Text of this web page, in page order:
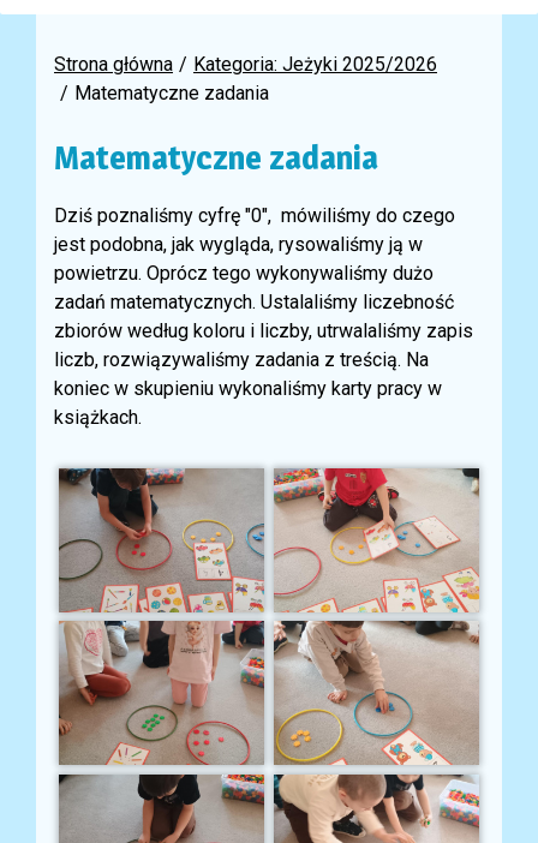
Strona główna
Kategoria: Jeżyki 2025/2026
Matematyczne zadania
Matematyczne zadania
Dziś poznaliśmy cyfrę "0", mówiliśmy do czego
jest podobna, jak wygląda, rysowaliśmy ją w
powietrzu. Oprócz tego wykonywaliśmy dużo
zadań matematycznych. Ustalaliśmy liczebność
zbiorów według koloru i liczby, utrwalaliśmy zapis
liczb, rozwiązywaliśmy zadania z treścią. Na
koniec w skupieniu wykonaliśmy karty pracy w
książkach.